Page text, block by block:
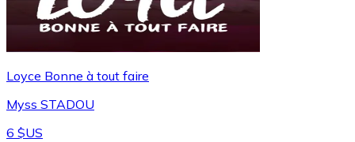
Loyce Bonne à tout faire
Myss STADOU
6 $US